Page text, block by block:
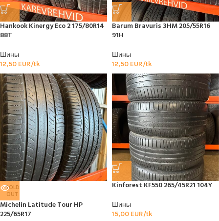
Hankook Kinergy Eco 2 175/80R14
88T
Шины
12,50 EUR/tk
Barum Bravuris 3HM 205/55R16
91H
Шины
12,50 EUR/tk
SOLD
OUT
Michelin Latitude Tour HP
225/65R17
Kinforest KF550 265/45R21 104Y
Шины
15,00 EUR/tk